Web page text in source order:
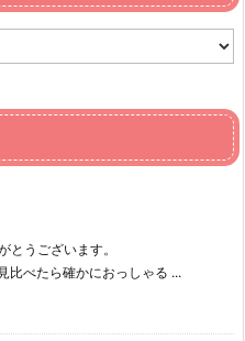
とうございます。
比べたら確かにおっしゃる ...